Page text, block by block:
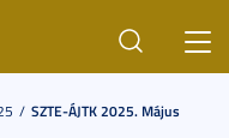
SZTE-ÁJTK 2025. Május